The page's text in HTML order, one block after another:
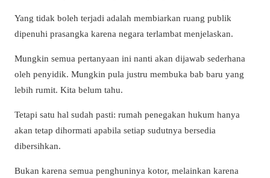
Yang tidak boleh terjadi adalah membiarkan ruang publik
dipenuhi prasangka karena negara terlambat menjelaskan.
Mungkin semua pertanyaan ini nanti akan dijawab sederhana
oleh penyidik. Mungkin pula justru membuka bab baru yang
lebih rumit. Kita belum tahu.
Tetapi satu hal sudah pasti: rumah penegakan hukum hanya
akan tetap dihormati apabila setiap sudutnya bersedia
dibersihkan.
Bukan karena semua penghuninya kotor, melainkan karena